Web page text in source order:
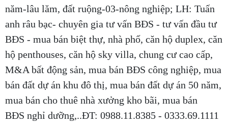
năm-lâu lăm, đất ruộng-03-nông nghiệp; LH: Tuấn
anh râu bạc- chuyên gia tư vấn BĐS - tư vấn đầu tư
BĐS - mua bán biệt thự, nhà phố, căn hộ duplex, căn
hộ penthouses, căn hộ sky villa, chung cư cao cấp,
M&A bất động sản, mua bán BĐS công nghiệp, mua
bán đất dự án khu đô thị, mua bán đất dự án 50 năm,
mua bán cho thuê nhà xưởng kho bãi, mua bán
BĐS nghỉ dưỡng,..ĐT: 0988.11.8385 - 0333.69.1111